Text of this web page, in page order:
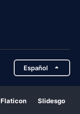
Español
Flaticon Slidesgo